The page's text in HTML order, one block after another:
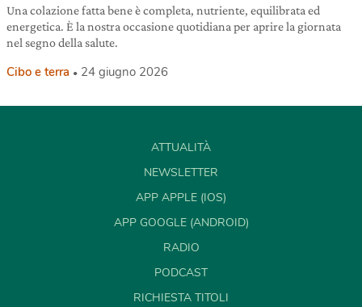
Una colazione fatta bene è completa, nutriente, equilibrata ed
energetica. È la nostra occasione quotidiana per aprire la giornata
nel segno della salute.
Cibo e terra 24 giugno 2026
ATTUALITÀ
NEWSLETTER
APP APPLE (IOS)
APP GOOGLE (ANDROID)
RADIO
PODCAST
RICHIESTA TITOLI